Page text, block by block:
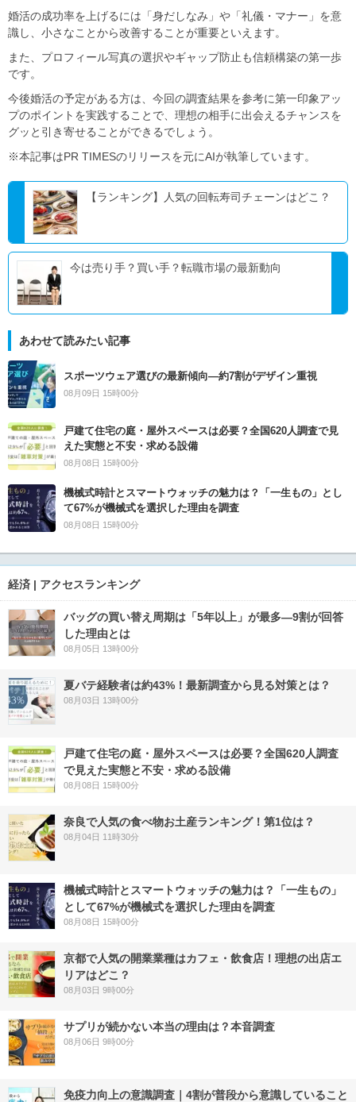
婚活の成功率を上げるには「身だしなみ」や「礼儀・マナー」を意
識し、小さなことから改善することが重要といえます。
また、プロフィール写真の選択やギャップ防止も信頼構築の第一歩
です。
今後婚活の予定がある方は、今回の調査結果を参考に第一印象アッ
プのポイントを実践することで、理想の相手に出会えるチャンスを
グッと引き寄せることができるでしょう。
※本記事はPR TIMESのリリースを元にAIが執筆しています。
【ランキング】人気の回転寿司チェーンはどこ？
今は売り手？買い手？転職市場の最新動向
あわせて読みたい記事
スポーツウェア選びの最新傾向―約7割がデザイン重視
08月09日 15時00分
戸建て住宅の庭・屋外スペースは必要？全国620人調査で見
えた実態と不安・求める設備
08月08日 15時00分
機械式時計とスマートウォッチの魅力は？「一生もの」とし
て67%が機械式を選択した理由を調査
08月08日 15時00分
経済 | アクセスランキング
バッグの買い替え周期は「5年以上」が最多―9割が回答
した理由とは
08月05日 13時00分
夏バテ経験者は約43%！最新調査から見る対策とは？
08月03日 13時00分
戸建て住宅の庭・屋外スペースは必要？全国620人調査
で見えた実態と不安・求める設備
08月08日 15時00分
奈良で人気の食べ物お土産ランキング！第1位は？
08月04日 11時30分
機械式時計とスマートウォッチの魅力は？「一生もの」
として67%が機械式を選択した理由を調査
08月08日 15時00分
京都で人気の開業業種はカフェ・飲食店！理想の出店エ
リアはどこ？
08月03日 9時00分
サプリが続かない本当の理由は？本音調査
08月06日 9時00分
免疫力向上の意識調査｜4割が普段から意識していること